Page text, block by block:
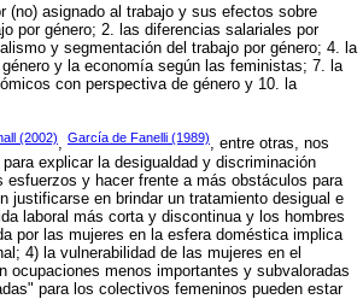
(no) asignado al trabajo y sus efectos sobre
por género; 2. las diferencias salariales por
y segmentación del trabajo por género; 4. la
y la economía según las feministas; 7. la
con perspectiva de género y 10. la
(2002), García de Fanelli (1989), entre otras, nos
explicar la desigualdad y discriminación
y hacer frente a más obstáculos para
justificarse en brindar un tratamiento desigual e
laboral más corta y discontinua y los hombres
por las mujeres en la esfera doméstica implica
4) la vulnerabilidad de las mujeres en el
menos importantes y subvaloradas
para los colectivos femeninos pueden estar